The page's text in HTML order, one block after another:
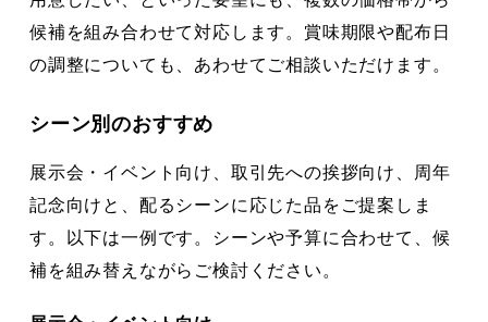
候補を組み合わせて対応します。賞味期限や配布日
の調整についても、あわせてご相談いただけます。
シーン別のおすすめ
展示会・イベント向け、取引先への挨拶向け、周年
記念向けと、配るシーンに応じた品をご提案しま
す。以下は一例です。シーンや予算に合わせて、候
補を組み替えながらご検討ください。